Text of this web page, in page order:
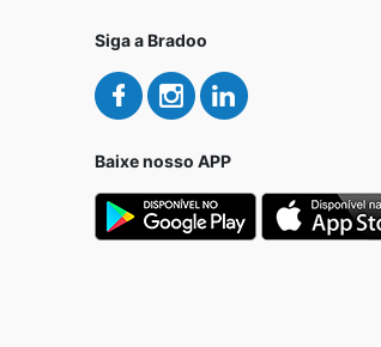
Siga a Bradoo
Baixe nosso APP